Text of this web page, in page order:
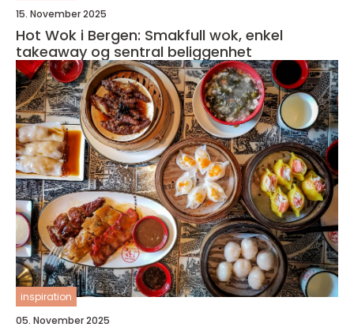
15. November 2025
Hot Wok i Bergen: Smakfull wok, enkel
takeaway og sentral beliggenhet
inspiration
05. November 2025